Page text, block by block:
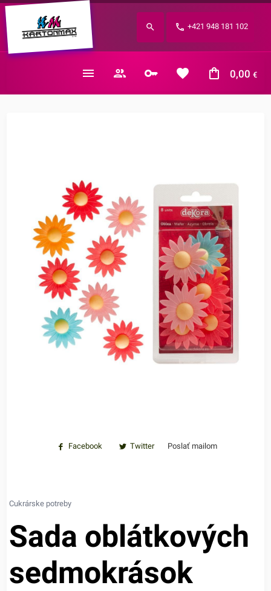
+421 948 181 102
0,00 €
Zabudnuté heslo?
E-mail
Facebook Twitter Poslať mailom
Cukrárske potreby
Sada oblátkových
sedmokrások